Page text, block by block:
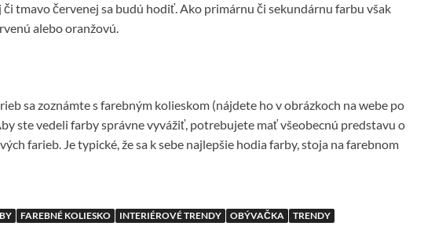
tmavo červenej sa budú hodiť. Ako primárnu či sekundárnu farbu však
alebo oranžovú.
sa zoznámte s farebným kolieskom (nájdete ho v obrázkoch na webe po
ste vedeli farby správne vyvážiť, potrebujete mať všeobecnú predstavu o
farieb. Je typické, že sa k sebe najlepšie hodia farby, stoja na farebnom
FAREBNÉ KOLIESKO INTERIÉROVÉ TRENDY OBÝVAČKA TRENDY